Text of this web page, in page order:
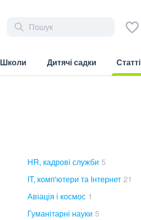
Школи Дитячі садки
Статті
HR, кадрові служби 5
IT, комп'ютери та Інтернет 21
Авіація і космос 1
Гуманітарні науки 5